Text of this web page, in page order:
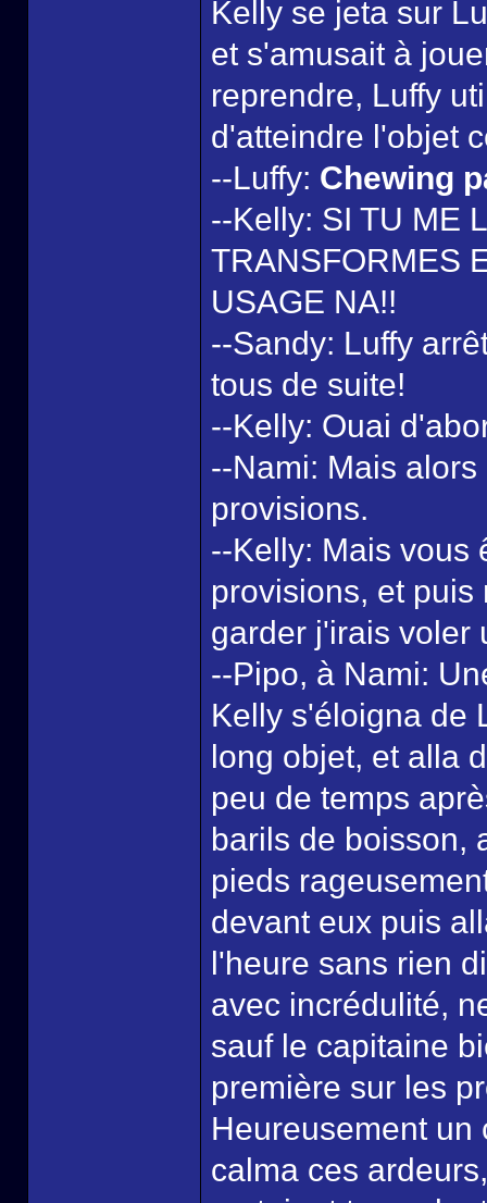
Kelly se jeta sur
et s'amusait à
reprendre, Luffy
d'atteindre l'objet
--Luffy: Chewing
--Kelly: SI TU ME
TRANSFORMES
USAGE NA!!
--Sandy: Luffy
tous de suite!
--Kelly: Ouai
--Nami: Mais
provisions.
--Kelly: Mais vous
provisions, et puis
garder j'irais voler
--Pipo, à Nami:
Kelly s'éloigna de
long objet, et alla
peu de temps
barils de boisson,
pieds
devant eux puis
l'heure sans rien
avec incrédulité,
sauf le capitaine
première sur les
Heureusement un
calma ces